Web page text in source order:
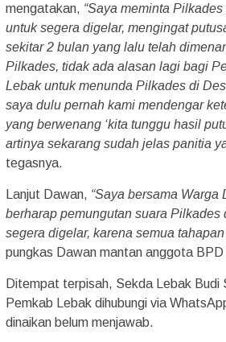
mengatakan, “Saya meminta
untuk segera digelar, mengingat
sekitar 2 bulan yang lalu telah
Pilkades, tidak ada alasan lagi bagi
Lebak untuk menunda Pilkades di
saya dulu pernah kami mendengar
yang berwenang ‘kita tunggu hasil
artinya sekarang sudah jelas panitia
tegasnya.
Lanjut Dawan, “Saya bersama Warga
berharap pemungutan suara Pilkades
segera digelar, karena semua
pungkas Dawan mantan anggota
Ditempat terpisah, Sekda Lebak Budi
Pemkab Lebak dihubungi via
dinaikan belum menjawab.